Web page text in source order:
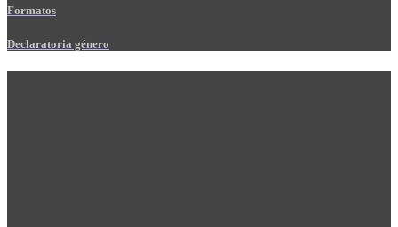
Formatos
Declaratoria género